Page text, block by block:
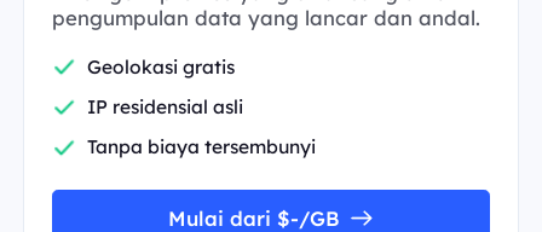
pengumpulan data yang lancar dan andal.
Geolokasi gratis
IP residensial asli
Tanpa biaya tersembunyi
Mulai dari $-/GB